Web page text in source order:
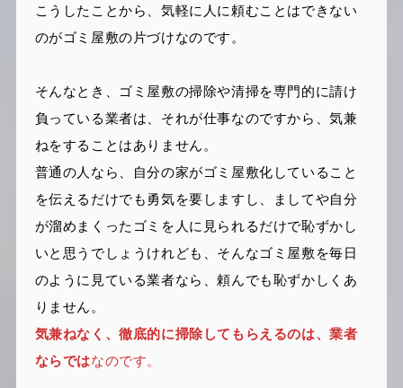
こうしたことから、気軽に人に頼むことはできない
のがゴミ屋敷の片づけなのです。
そんなとき、ゴミ屋敷の掃除や清掃を専門的に請け
負っている業者は、それが仕事なのですから、気兼
ねをすることはありません。
普通の人なら、自分の家がゴミ屋敷化していること
を伝えるだけでも勇気を要しますし、ましてや自分
が溜めまくったゴミを人に見られるだけで恥ずかし
いと思うでしょうけれども、そんなゴミ屋敷を毎日
のように見ている業者なら、頼んでも恥ずかしくあ
りません。
気兼ねなく、徹底的に掃除してもらえるのは、業者
ならではなのです。